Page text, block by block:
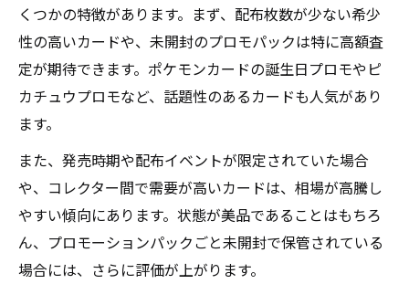
くつかの特徴があります。まず、配布枚数が少ない希少
性の高いカードや、未開封のプロモパックは特に高額査
定が期待できます。ポケモンカードの誕生日プロモやピ
カチュウプロモなど、話題性のあるカードも人気があり
ます。
また、発売時期や配布イベントが限定されていた場合
や、コレクター間で需要が高いカードは、相場が高騰し
やすい傾向にあります。状態が美品であることはもちろ
ん、プロモーションパックごと未開封で保管されている
場合には、さらに評価が上がります。